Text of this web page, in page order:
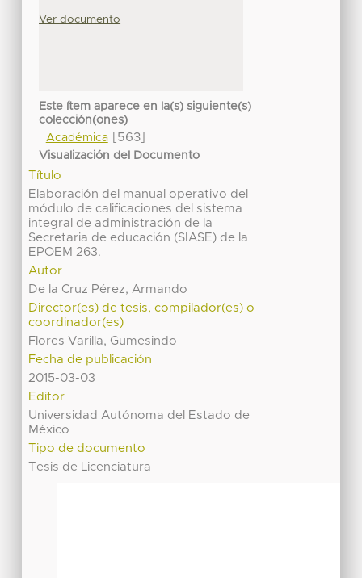
Ver documento
Este ítem aparece en la(s) siguiente(s)
colección(ones)
Académica[563]
Visualización del Documento
Título
Elaboración del manual operativo del
módulo de calificaciones del sistema
integral de administración de la
Secretaria de educación (SIASE) de la
EPOEM 263.
Autor
De la Cruz Pérez, Armando
Director(es) de tesis, compilador(es) o
coordinador(es)
Flores Varilla, Gumesindo
Fecha de publicación
2015-03-03
Editor
Universidad Autónoma del Estado de
México
Tipo de documento
Tesis de Licenciatura